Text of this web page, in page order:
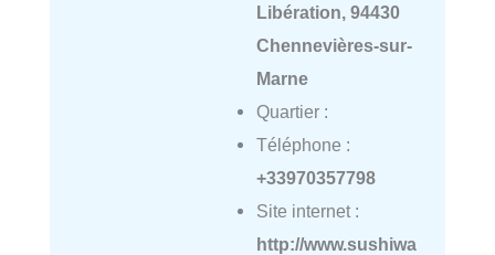
Libération, 94430
Chennevières-sur-
Marne
Quartier :
Téléphone :
+33970357798
Site internet :
http://www.sushiwa